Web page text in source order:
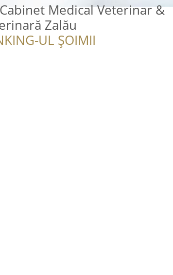
Medical Veterinar &
Zalău
UL ȘOIMII